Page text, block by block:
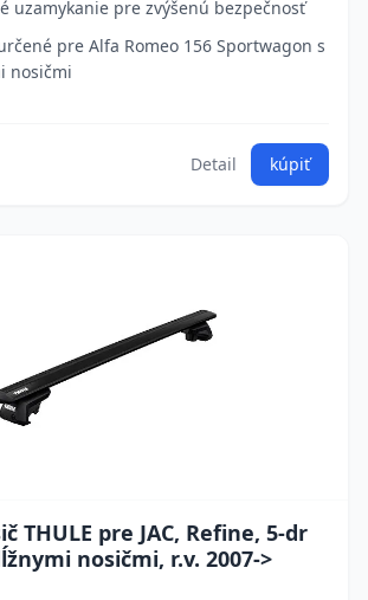
uzamykanie pre zvýšenú bezpečnosť
pre Alfa Romeo 156 Sportwagon s
nosičmi
Detail kúpiť
THULE pre JAC, Refine, 5-dr
nosičmi, r.v. 2007->